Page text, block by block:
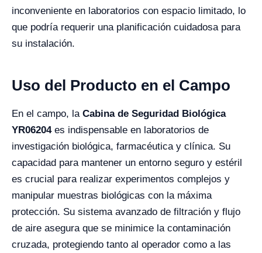
inconveniente en laboratorios con espacio limitado, lo
que podría requerir una planificación cuidadosa para
su instalación.
Uso del Producto en el Campo
En el campo, la Cabina de Seguridad Biológica
YR06204es indispensable en laboratorios de
investigación biológica, farmacéutica y clínica. Su
capacidad para mantener un entorno seguro y estéril
es crucial para realizar experimentos complejos y
manipular muestras biológicas con la máxima
protección. Su sistema avanzado de filtración y flujo
de aire asegura que se minimice la contaminación
cruzada, protegiendo tanto al operador como a las